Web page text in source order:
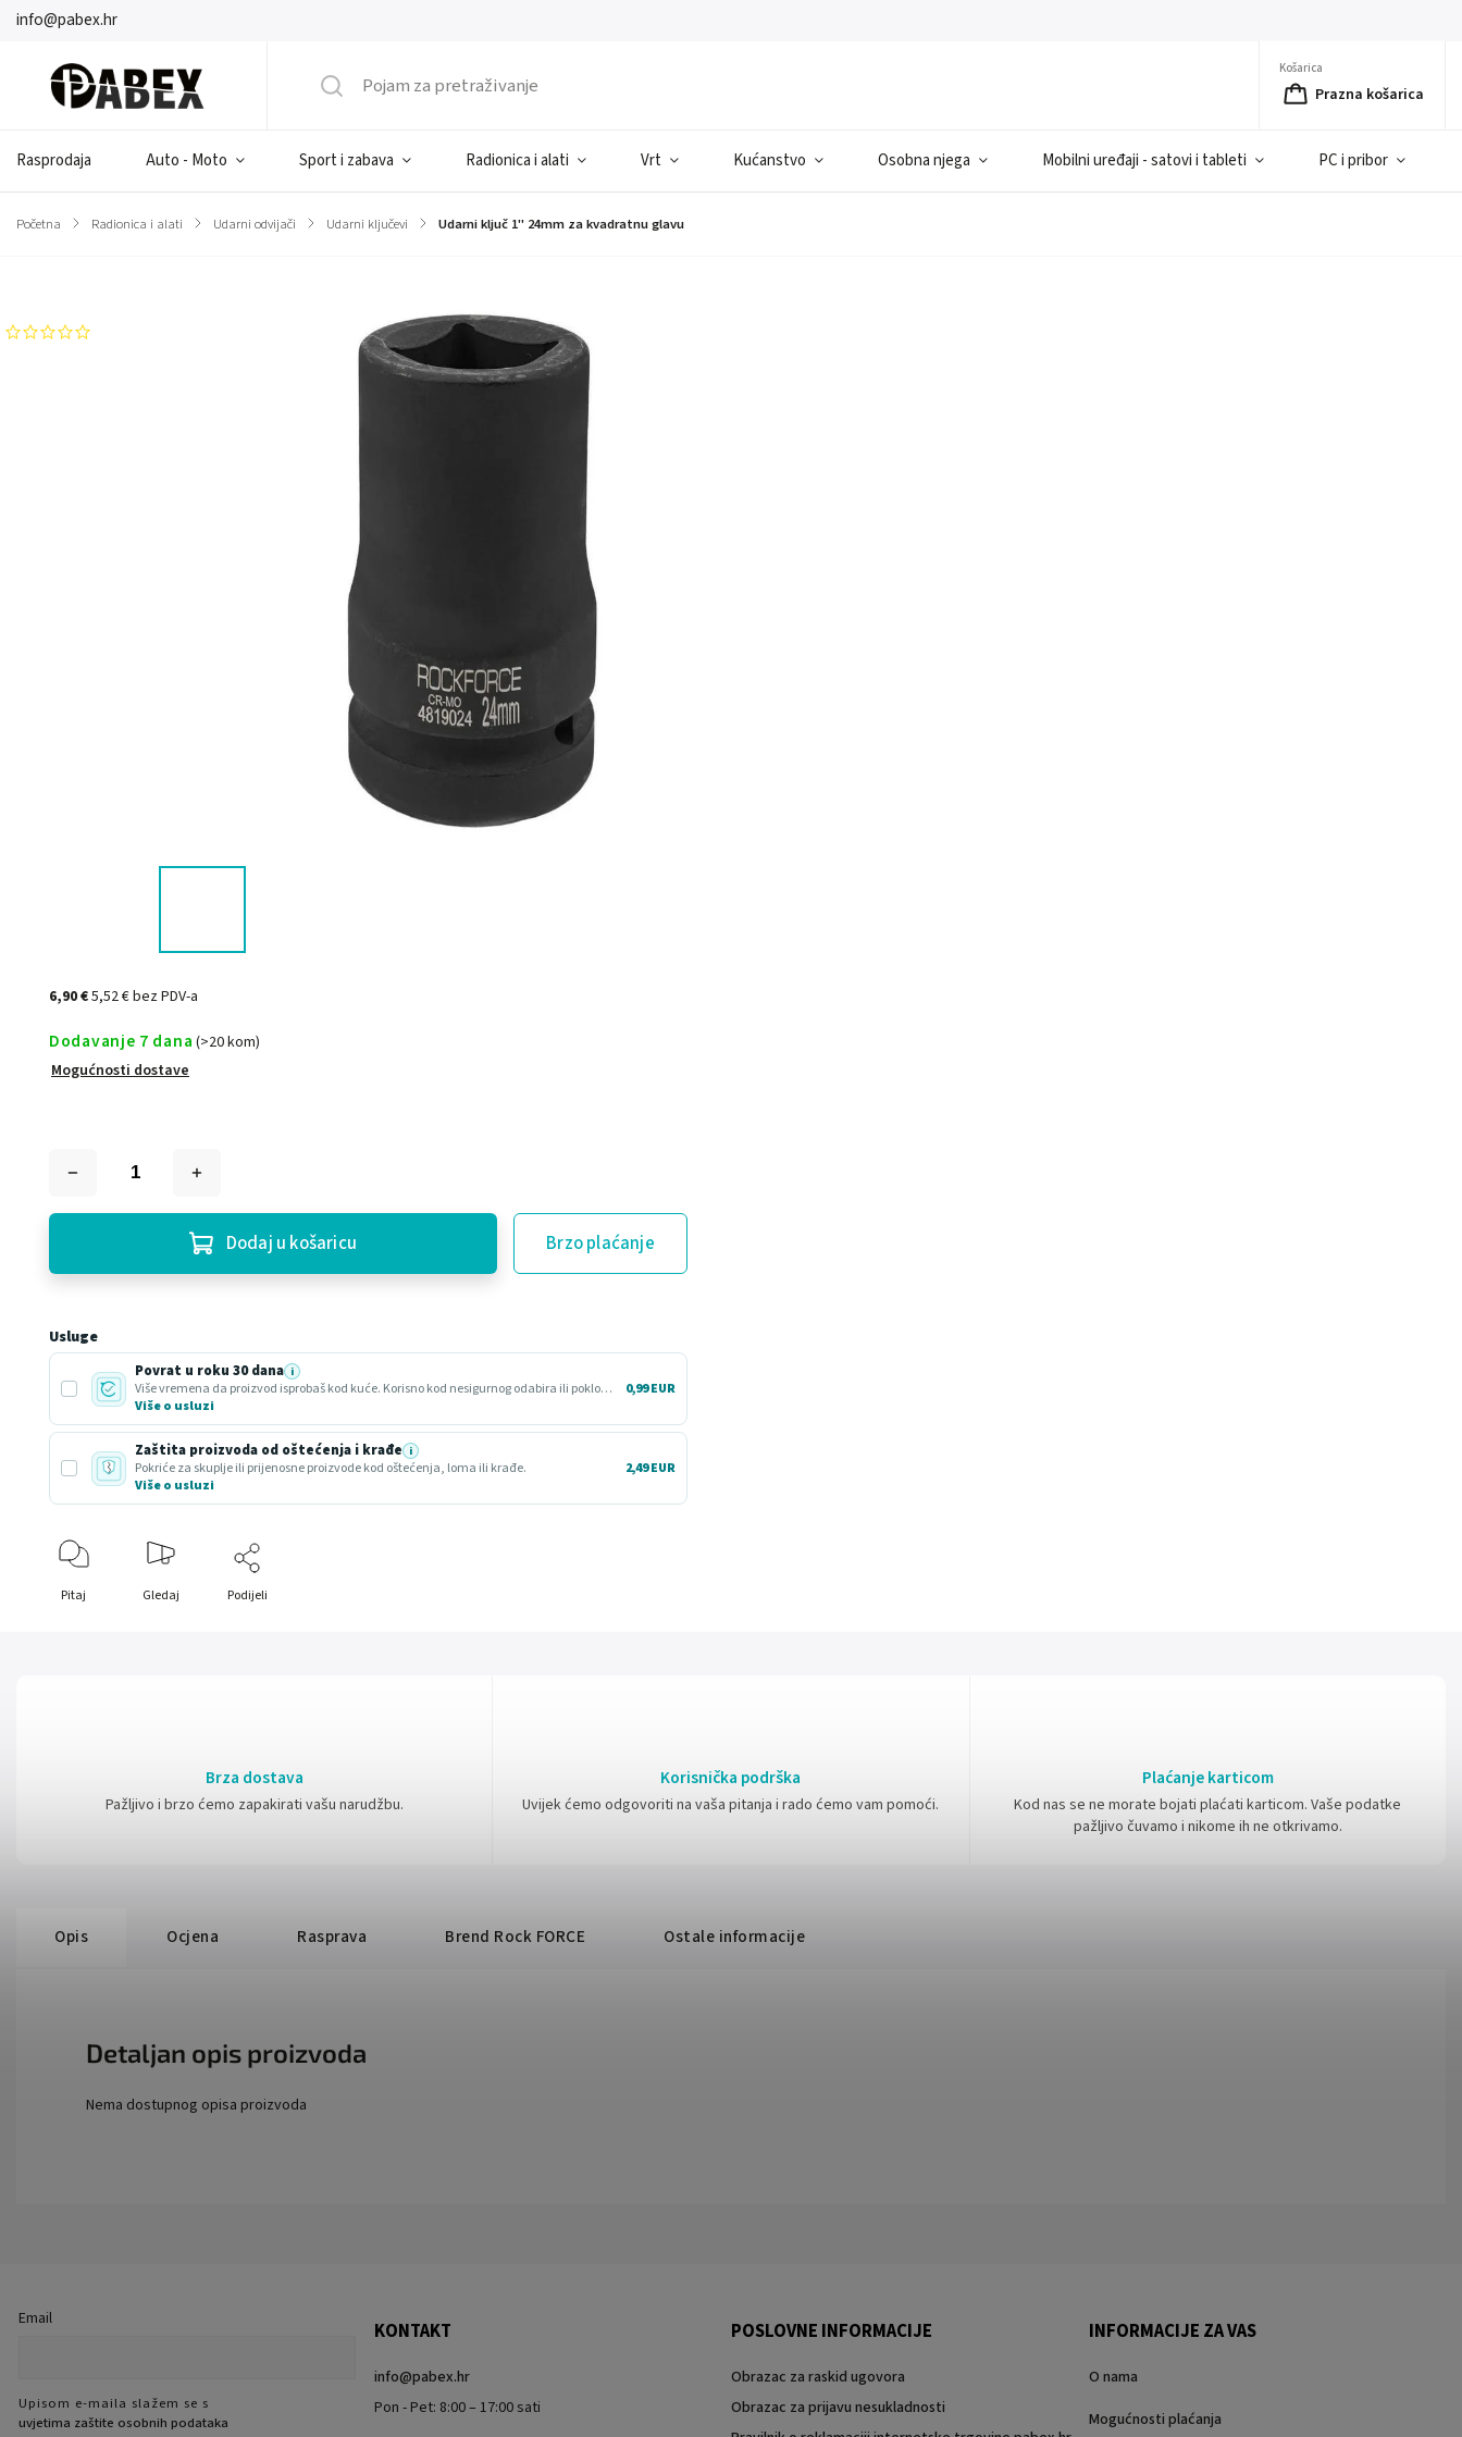
info@pabex.hr
Košarica
Prazna košarica
Rasprodaja Auto - Moto Sport i zabava Radionica i alati Vrt Kućanstvo Osobna njega Mobilni uređaji - satovi i tableti PC i pribor
Početna / Radionica i alati / Udarni odvijači / Udarni ključevi / Udarni ključ 1" 24mm za kvadratnu glavu
6,90 €5,52 € bez PDV-a
Dodavanje 7 dana (>20 kom)
Mogućnosti dostave
Dodaj u košaricu Brzo plaćanje
Usluge
Povrat u roku 30 dana i
Više vremena da proizvod isprobaš kod kuće. Korisno kod nesigurnog odabira ili poklona.
Više o usluzi
0,99 EUR
Zaštita proizvoda od oštećenja i krađe i
Pokriće za skuplje ili prijenosne proizvode kod oštećenja, loma ili krađe.
Više o usluzi
2,49 EUR
Pitaj Gledaj Podijeli
Brza dostava
Pažljivo i brzo ćemo zapakirati vašu narudžbu.
Korisnička podrška
Uvijek ćemo odgovoriti na vaša pitanja i rado ćemo vam pomoći.
Plaćanje karticom
Kod nas se ne morate bojati plaćati karticom. Vaše podatke
pažljivo čuvamo i nikome ih ne otkrivamo.
Opis Ocjena Rasprava Brend Rock FORCE Ostale informacije
Detaljan opis proizvoda
Nema dostupnog opisa proizvoda
Email
Upisom e-maila slažem se s
uvjetima zaštite osobnih podataka
KONTAKT
info@pabex.hr
Pon - Pet: 8:00 – 17:00 sati
POSLOVNE INFORMACIJE
Obrazac za raskid ugovora
Obrazac za prijavu nesukladnosti
INFORMACIJE ZA VAS
O nama
Mogućnosti plaćanja